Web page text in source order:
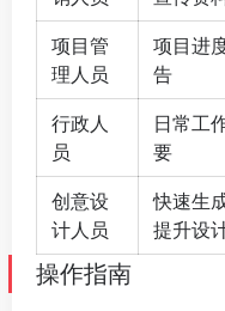
项目管
理人员
项目进
告
行政人
员
日常工
要
创意设
计人员
快速生
提升设
操作指南